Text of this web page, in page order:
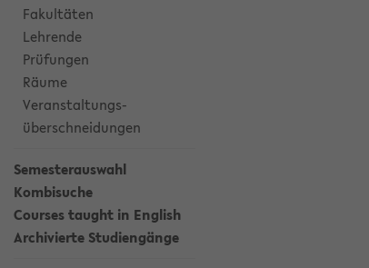
Fakultäten
Lehrende
Prüfungen
Räume
Veranstaltungs-
überschneidungen
Semesterauswahl
Kombisuche
Courses taught in English
Archivierte Studiengänge